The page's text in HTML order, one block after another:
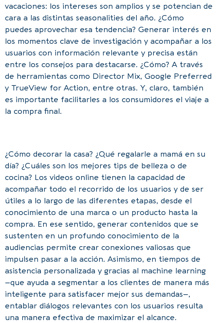
vacaciones: los intereses son amplios y se potencian de
cara a las distintas seasonalities del año. ¿Cómo
puedes aprovechar esa tendencia? Generar interés en
los momentos clave de investigación y acompañar a los
usuarios con información relevante y precisa están
entre los consejos para destacarse. ¿Cómo? A través
de herramientas como Director Mix, Google Preferred
y TrueView for Action, entre otras. Y, claro, también
es importante facilitarles a los consumidores el viaje a
la compra final.
¿Cómo decorar la casa? ¿Qué regalarle a mamá en su
día? ¿Cuáles son los mejores tips de belleza o de
cocina? Los videos online tienen la capacidad de
acompañar todo el recorrido de los usuarios y de ser
útiles a lo largo de las diferentes etapas, desde el
conocimiento de una marca o un producto hasta la
compra. En ese sentido, generar contenidos que se
sustenten en un profundo conocimiento de la
audiencias permite crear conexiones valiosas que
impulsen pasar a la acción. Asimismo, en tiempos de
asistencia personalizada y gracias al machine learning
–que ayuda a segmentar a los clientes de manera más
inteligente para satisfacer mejor sus demandas–,
entablar diálogos relevantes con los usuarios resulta
una manera efectiva de maximizar el alcance.